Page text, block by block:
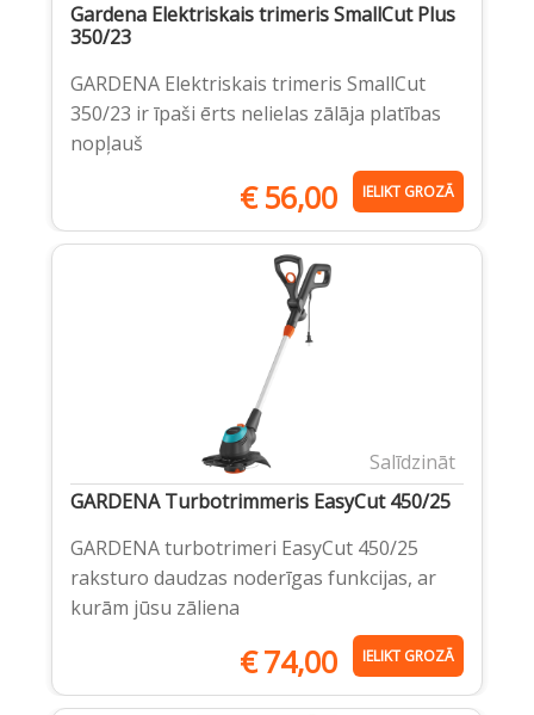
Gardena Elektriskais trimeris SmallCut Plus
350/23
GARDENA Elektriskais trimeris SmallCut
350/23 ir īpaši ērts nelielas zālāja platības
nopļauš
€56,00 IELIKT GROZĀ
Salīdzināt
GARDENA Turbotrimmeris EasyCut 450/25
GARDENA turbotrimeri EasyCut 450/25
raksturo daudzas noderīgas funkcijas, ar
kurām jūsu zāliena
€74,00 IELIKT GROZĀ